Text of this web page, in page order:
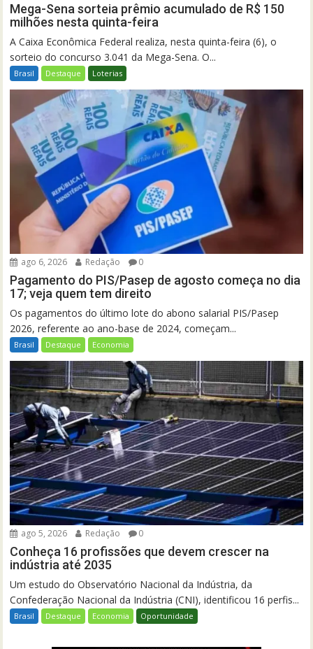
Mega-Sena sorteia prêmio acumulado de R$ 150
milhões nesta quinta-feira
A Caixa Econômica Federal realiza, nesta quinta-feira (6), o
sorteio do concurso 3.041 da Mega-Sena. O...
Brasil Destaque Loterias
ago 6, 2026 Redação 0
Pagamento do PIS/Pasep de agosto começa no dia
17; veja quem tem direito
Os pagamentos do último lote do abono salarial PIS/Pasep
2026, referente ao ano-base de 2024, começam...
Brasil Destaque Economia
ago 5, 2026 Redação 0
Conheça 16 profissões que devem crescer na
indústria até 2035
Um estudo do Observatório Nacional da Indústria, da
Confederação Nacional da Indústria (CNI), identificou 16 perfis...
Brasil Destaque Economia Oportunidade